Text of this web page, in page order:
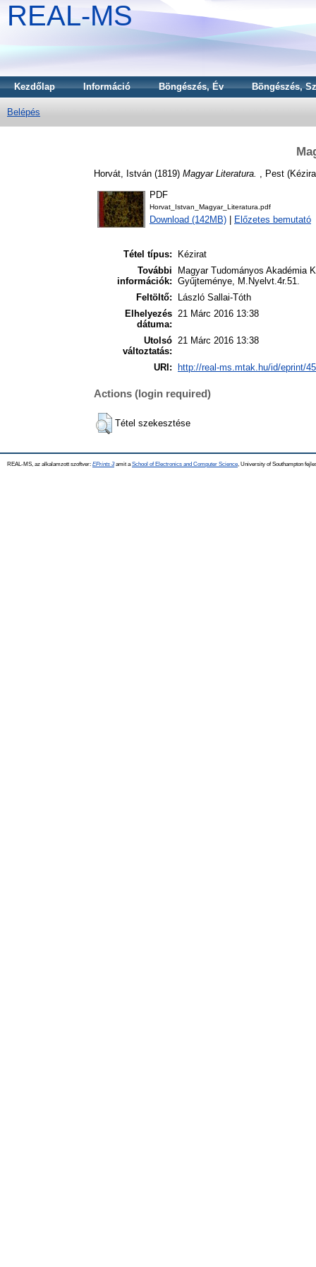
REAL-MS
Kezdőlap Információ Böngészés, Év Böngészés,
Belépés
Horvát, István (1819) Magyar Literatura. , Pest
PDF
Horvat_Istvan_Magyar_Literatura.pdf
Download (142MB) Előzetes bemutató
Tétel típus:
Kézirat
További
információk:
Magyar Tudományos Akadémia
Gyűjteménye, M.Nyelvt.4r.51.
Feltöltő:
László Sallai-Tóth
Elhelyezés
dátuma:
21 Márc 2016 13:38
Utolsó
változtatás:
21 Márc 2016 13:38
URI: http://real-ms.mtak.hu/id/eprint/
Actions (login required)
Tétel szekesztése
REAL-MS, az alkalamzott szoftver: EPrints 3amit a School of Electronics and Computer Science , University of Southampton